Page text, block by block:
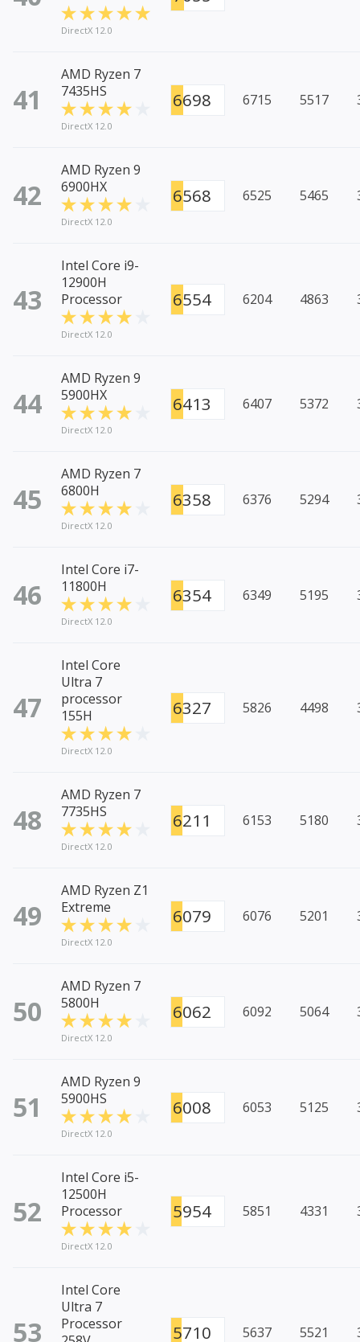
DirectX 12.0
41
AMD Ryzen 7
7435HS
DirectX 12.0
6698 6715 5517
42
AMD Ryzen 9
6900HX
DirectX 12.0
6568 6525 5465
43
Intel Core i9-
12900H
Processor
DirectX 12.0
6554 6204 4863
44
AMD Ryzen 9
5900HX
DirectX 12.0
6413 6407 5372
45
AMD Ryzen 7
6800H
DirectX 12.0
6358 6376 5294
46
Intel Core i7-
11800H
DirectX 12.0
6354 6349 5195
47
Intel Core
Ultra 7
processor
155H
DirectX 12.0
6327 5826 4498
48
AMD Ryzen 7
7735HS
DirectX 12.0
6211 6153 5180
49
AMD Ryzen Z1
Extreme
DirectX 12.0
6079 6076 5201
50
AMD Ryzen 7
5800H
DirectX 12.0
6062 6092 5064
51
AMD Ryzen 9
5900HS
DirectX 12.0
6008 6053 5125
52
Intel Core i5-
12500H
Processor
DirectX 12.0
5954 5851 4331
53
Intel Core
Ultra 7
Processor
5710 5637 5521